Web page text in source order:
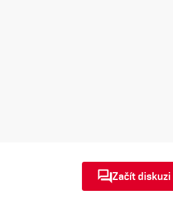
Začít diskuzi